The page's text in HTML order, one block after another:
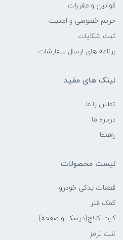
قوانین و مقررات
حریم خصوصی و امنیت
ثبت شکایات
برنامه های ارسال سفارشات
لینک های مفید
تماس با ما
درباره ما
راهنما
لیست محصولات
قطعات یدکی خودرو
کمک فنر
کیت کلاچ(دیسک و صفحه)
لنت ترمز